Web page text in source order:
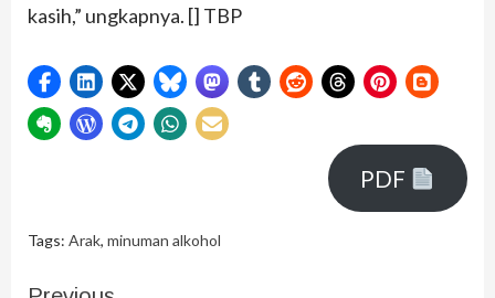
kasih,” ungkapnya. [] TBP
PDF
Tags: Arak, minuman alkohol